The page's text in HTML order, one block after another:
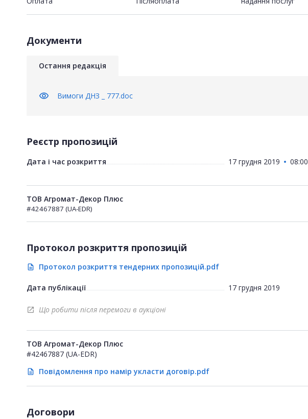
Документи
Остання редакція
visibility Вимоги ДНЗ _ 777.doc
Реєстр пропозицій
Дата і час розкриття 17 грудня 2019 08:00
ТОВ Агромат-Декор Плюс
#42467887 (UA-EDR)
Протокол розкриття пропозицій
description Протокол розкриття тендерних пропозицій.pdf
Дата публікації 17 грудня 2019
open_in_new Що робити після перемоги в аукціоні
ТОВ Агромат-Декор Плюс
#42467887 (UA-EDR)
description Повідомлення про намір укласти договір.pdf
Договори